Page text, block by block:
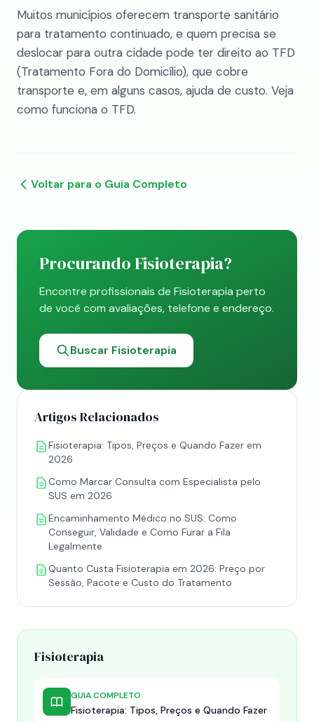
Muitos municípios oferecem transporte sanitário
para tratamento continuado, e quem precisa se
deslocar para outra cidade pode ter direito ao TFD
(Tratamento Fora do Domicílio), que cobre
transporte e, em alguns casos, ajuda de custo. Veja
como funciona o TFD.
Voltar para o Guia Completo
Procurando Fisioterapia?
Encontre profissionais de Fisioterapia perto
de você com avaliações, telefone e endereço.
Buscar Fisioterapia
Artigos Relacionados
Fisioterapia: Tipos, Preços e Quando Fazer em
2026
Como Marcar Consulta com Especialista pelo
SUS em 2026
Encaminhamento Médico no SUS: Como
Conseguir, Validade e Como Furar a Fila
Legalmente
Quanto Custa Fisioterapia em 2026: Preço por
Sessão, Pacote e Custo do Tratamento
Fisioterapia
GUIA COMPLETO
Fisioterapia: Tipos, Preços e Quando Fazer